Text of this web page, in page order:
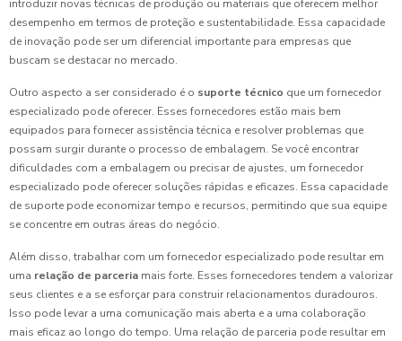
introduzir novas técnicas de produção ou materiais que oferecem melhor
desempenho em termos de proteção e sustentabilidade. Essa capacidade
de inovação pode ser um diferencial importante para empresas que
buscam se destacar no mercado.
Outro aspecto a ser considerado é o suporte técnico que um fornecedor
especializado pode oferecer. Esses fornecedores estão mais bem
equipados para fornecer assistência técnica e resolver problemas que
possam surgir durante o processo de embalagem. Se você encontrar
dificuldades com a embalagem ou precisar de ajustes, um fornecedor
especializado pode oferecer soluções rápidas e eficazes. Essa capacidade
de suporte pode economizar tempo e recursos, permitindo que sua equipe
se concentre em outras áreas do negócio.
Além disso, trabalhar com um fornecedor especializado pode resultar em
uma relação de parceria mais forte. Esses fornecedores tendem a valorizar
seus clientes e a se esforçar para construir relacionamentos duradouros.
Isso pode levar a uma comunicação mais aberta e a uma colaboração
mais eficaz ao longo do tempo. Uma relação de parceria pode resultar em